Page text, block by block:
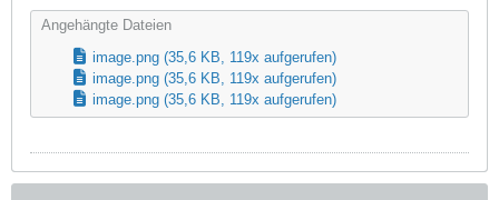
Angehängte Dateien
image.png (35,6 KB, 119x aufgerufen)
image.png (35,6 KB, 119x aufgerufen)
image.png (35,6 KB, 119x aufgerufen)